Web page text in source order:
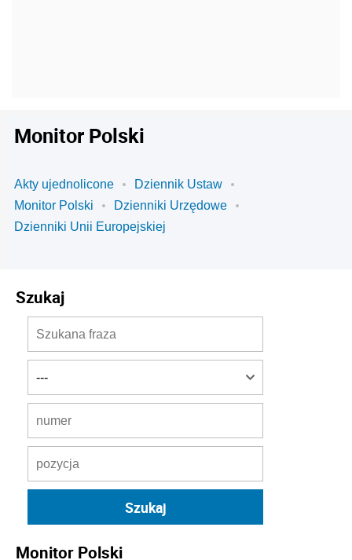
Monitor Polski
Akty ujednolicone
Dziennik Ustaw
Monitor Polski
Dzienniki Urzędowe
Dzienniki Unii Europejskiej
Szukaj
Monitor Polski